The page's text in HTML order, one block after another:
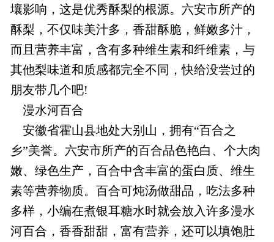
壤影响，这是优秀酥梨的根源。六安市所产的
酥梨，不仅味美汁多，香甜酥脆，鲜嫩多汁，
而且营养丰富，含有多种维生素和纤维素，与
其他梨味道和质感都完全不同，快给没尝过的
朋友带几个吧!
漫水河百合
安徽省霍山县地处大别山，拥有“百合之
乡”美誉。六安市所产的百合品色艳白、个大肉
嫩、绿色生产，百合中含丰富的蛋白质、维生
素等营养物质。百合可炖汤做甜品，吃法多种
多样，小编在煮银耳糖水时就会放入许多漫水
河百合，香香甜甜，富有营养，还可以填饱肚